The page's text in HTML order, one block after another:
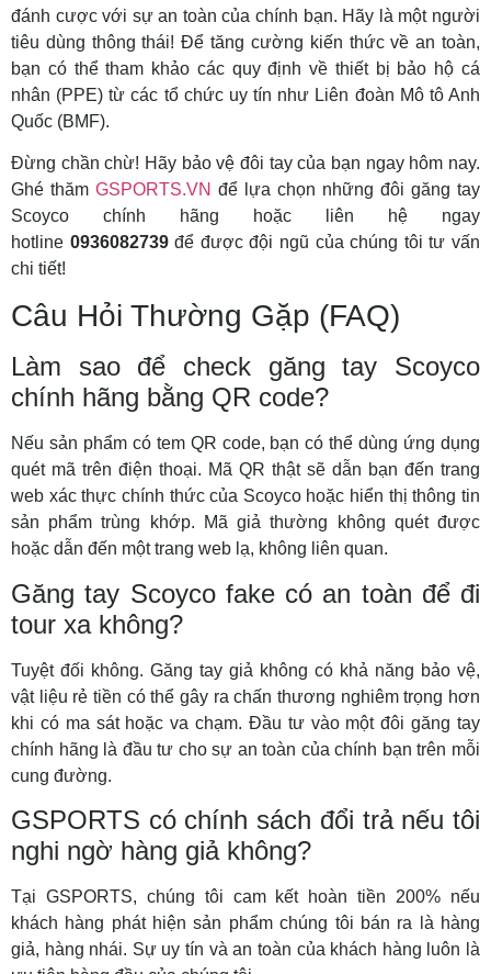
đánh cược với sự an toàn của chính bạn. Hãy là một người
tiêu dùng thông thái! Để tăng cường kiến thức về an toàn,
bạn có thể tham khảo các quy định về thiết bị bảo hộ cá
nhân (PPE) từ các tổ chức uy tín như Liên đoàn Mô tô Anh
Quốc (BMF).
Đừng chần chừ! Hãy bảo vệ đôi tay của bạn ngay hôm nay.
Ghé thăm GSPORTS.VN để lựa chọn những đôi găng tay
Scoyco chính hãng hoặc liên hệ ngay
hotline 0936082739để được đội ngũ của chúng tôi tư vấn
chi tiết!
Câu Hỏi Thường Gặp (FAQ)
Làm sao để check găng tay Scoyco
chính hãng bằng QR code?
Nếu sản phẩm có tem QR code, bạn có thể dùng ứng dụng
quét mã trên điện thoại. Mã QR thật sẽ dẫn bạn đến trang
web xác thực chính thức của Scoyco hoặc hiển thị thông tin
sản phẩm trùng khớp. Mã giả thường không quét được
hoặc dẫn đến một trang web lạ, không liên quan.
Găng tay Scoyco fake có an toàn để đi
tour xa không?
Tuyệt đối không. Găng tay giả không có khả năng bảo vệ,
vật liệu rẻ tiền có thể gây ra chấn thương nghiêm trọng hơn
khi có ma sát hoặc va chạm. Đầu tư vào một đôi găng tay
chính hãng là đầu tư cho sự an toàn của chính bạn trên mỗi
cung đường.
GSPORTS có chính sách đổi trả nếu tôi
nghi ngờ hàng giả không?
Tại GSPORTS, chúng tôi cam kết hoàn tiền 200% nếu
khách hàng phát hiện sản phẩm chúng tôi bán ra là hàng
giả, hàng nhái. Sự uy tín và an toàn của khách hàng luôn là